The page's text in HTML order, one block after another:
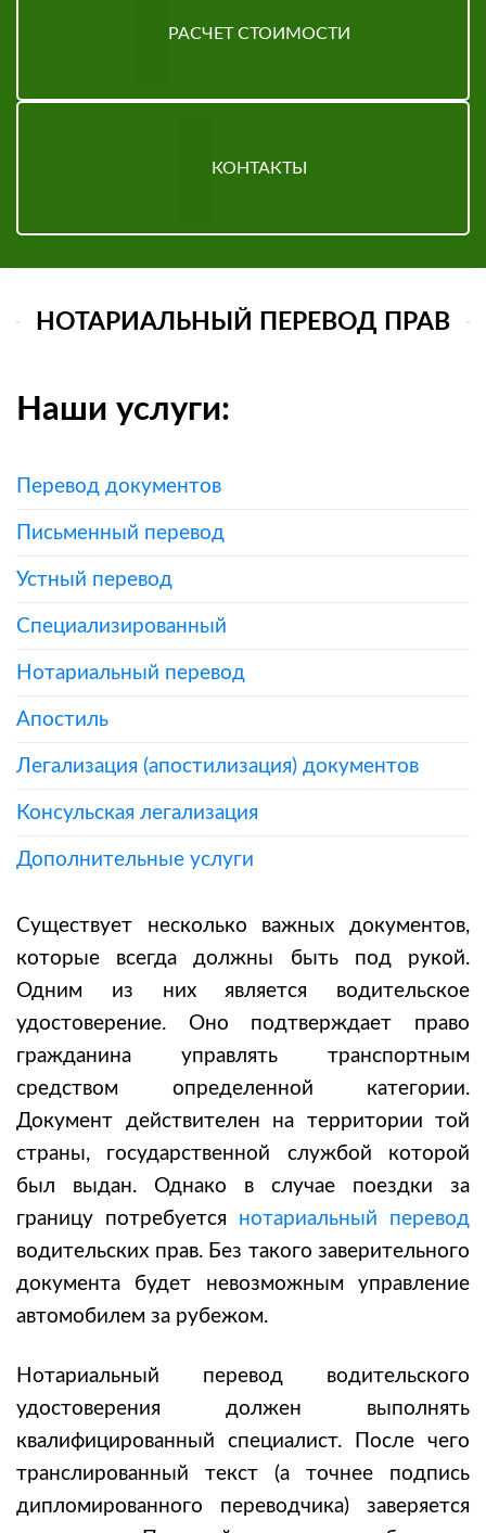
РАСЧЕТ СТОИМОСТИ
КОНТАКТЫ
НОТАРИАЛЬНЫЙ ПЕРЕВОД ПРАВ
Наши услуги:
Перевод документов
Письменный перевод
Устный перевод
Специализированный
Нотариальный перевод
Апостиль
Легализация (апостилизация) документов
Консульская легализация
Дополнительные услуги
Существует несколько важных документов,
которые всегда должны быть под рукой.
Одним из них является водительское
удостоверение. Оно подтверждает право
гражданина управлять транспортным
средством определенной категории.
Документ действителен на территории той
страны, государственной службой которой
был выдан. Однако в случае поездки за
границу потребуется нотариальный перевод
водительских прав. Без такого заверительного
документа будет невозможным управление
автомобилем за рубежом.
Нотариальный перевод водительского
удостоверения должен выполнять
квалифицированный специалист. После чего
транслированный текст (а точнее подпись
дипломированного переводчика) заверяется